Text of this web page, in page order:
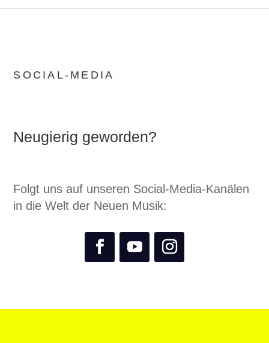
SOCIAL-MEDIA
Neugierig geworden?
Folgt uns auf unseren Social-Media-Kanälen
in die Welt der Neuen Musik: